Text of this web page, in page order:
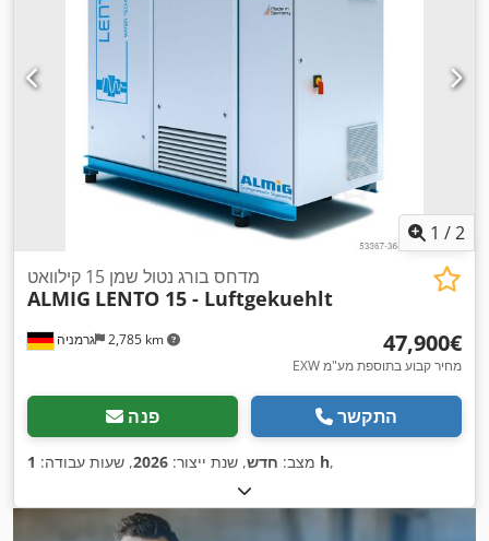
1 /2
גרמניה 2,785 km
מדחס בורג נטול שמן 15 קילוואט
ALMIG LENTO 15 - Luftgekuehlt
‏47,900 ‏€
EXW מחיר קבוע בתוספת מע"מ
פנה התקשר
מצב: חדש, שנת ייצור: 2026, שעות עבודה: 1 h,